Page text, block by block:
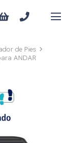
de Pies
ANDAR